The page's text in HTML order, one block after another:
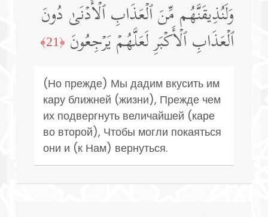
وَلَنُذِیقَنَّهُم مِّنَ ٱلۡعَذَابِ ٱلۡأَدۡنَىٰ دُونَ
ٱلۡعَذَابِ ٱلۡأَكۡبَرِ لَعَلَّهُمۡ یَرۡجِعُونَ ﴿21﴾
(Но прежде) Мы дадим вкусить им
кару ближней (жизни), Прежде чем
их подвергнуть величайшей (каре
во второй), Чтобы могли покаяться
они и (к Нам) вернуться.